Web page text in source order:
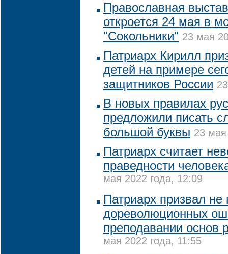
Православная
откроется 24 мая в
"Сокольники" 23 мая
Патриарх Кирилл
детей на примере
защитников России
В новых правилах
предложили писать
большой буквы 23 мая
Патриарх считает
праведности
мая 2022 года, 12:09
Патриарх призвал не
дореволюционных
преподавании основ
мая 2022 года, 11:55